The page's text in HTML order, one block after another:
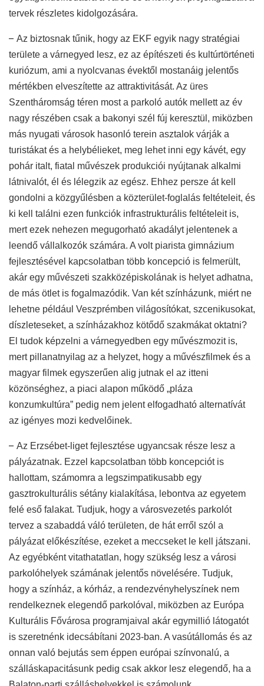
tervek részletes kidolgozására.
– Az biztosnak tűnik, hogy az EKF egyik nagy stratégiai
területe a várnegyed lesz, ez az építészeti és kultúrtörténeti
kuriózum, ami a nyolcvanas évektől mostanáig jelentős
mértékben elveszítette az attraktivitását. Az üres
Szentháromság téren most a parkoló autók mellett az év
nagy részében csak a bakonyi szél fúj keresztül, miközben
más nyugati városok hasonló terein asztalok várják a
turistákat és a helybélieket, meg lehet inni egy kávét, egy
pohár italt, fiatal művészek produkciói nyújtanak alkalmi
látnivalót, él és lélegzik az egész. Ehhez persze át kell
gondolni a közgyűlésben a közterület-foglalás feltételeit, és
ki kell találni ezen funkciók infrastrukturális feltételeit is,
mert ezek nehezen megugorható akadályt jelentenek a
leendő vállalkozók számára. A volt piarista gimnázium
fejlesztésével kapcsolatban több koncepció is felmerült,
akár egy művészeti szakközépiskolának is helyet adhatna,
de más ötlet is fogalmazódik. Van két színházunk, miért ne
lehetne például Veszprémben világosítókat, szcenikusokat,
díszleteseket, a színházakhoz kötődő szakmákat oktatni?
El tudok képzelni a várnegyedben egy művészmozit is,
mert pillanatnyilag az a helyzet, hogy a művészfilmek és a
magyar filmek egyszerűen alig jutnak el az itteni
közönséghez, a piaci alapon működő „pláza
konzumkultúra” pedig nem jelent elfogadható alternatívát
az igényes mozi kedvelőinek.
– Az Erzsébet-liget fejlesztése ugyancsak része lesz a
pályázatnak. Ezzel kapcsolatban több koncepciót is
hallottam, számomra a legszimpatikusabb egy
gasztrokulturális sétány kialakítása, lebontva az egyetem
felé eső falakat. Tudjuk, hogy a városvezetés parkolót
tervez a szabaddá váló területen, de hát erről szól a
pályázat előkészítése, ezeket a meccseket le kell játszani.
Az egyébként vitathatatlan, hogy szükség lesz a városi
parkolóhelyek számának jelentős növelésére. Tudjuk,
hogy a színház, a kórház, a rendezvényhelyszínek nem
rendelkeznek elegendő parkolóval, miközben az Európa
Kulturális Fővárosa programjaival akár egymillió látogatót
is szeretnénk idecsábítani 2023-ban. A vasútállomás és az
onnan való bejutás sem éppen európai színvonalú, a
szálláskapacitásunk pedig csak akkor lesz elegendő, ha a